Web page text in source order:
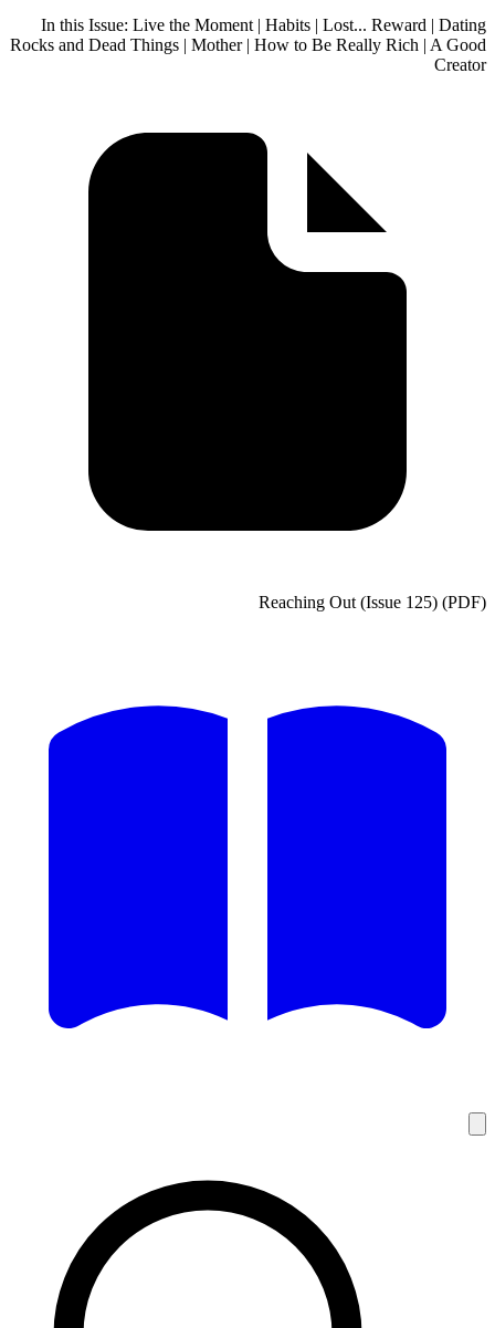
In this Issue: Live the Moment | Habits |
Rocks and Dead Things | Mother | How to Be
Reaching